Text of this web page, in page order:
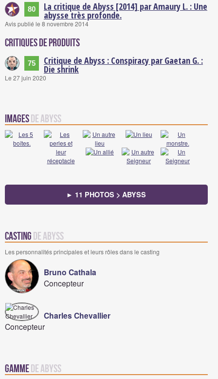
80 La critique de Abyss [2014] par Amaury L. : Une
abysse très profonde.
Avis publié le 8 novembre 2014
Critiques de produits
75 Critique de Abyss : Conspiracy par Gaetan G. :
Die shrink
Le 27 juin 2020
Imagesde Abyss
► 11 PHOTOS > ABYSS
Casting de Abyss
Les personnalités principales et leurs rôles dans le casting
Bruno Cathala
Concepteur
Charles Chevallier
Concepteur
Gammede Abyss